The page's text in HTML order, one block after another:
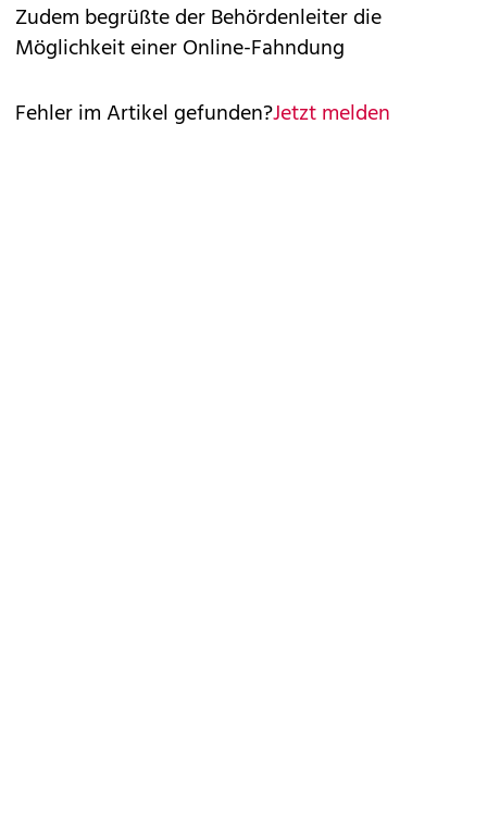
Zudem begrüßte der Behördenleiter die
Möglichkeit einer Online-Fahndung
Fehler im Artikel gefunden?Jetzt melden